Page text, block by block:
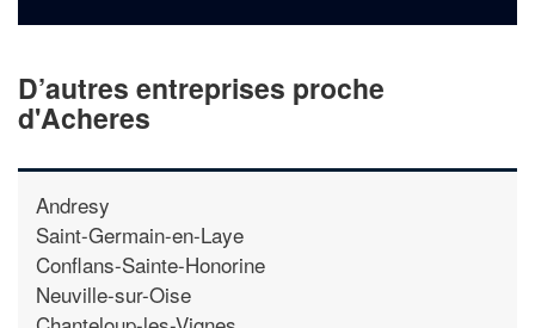
D’autres entreprises proche
d'Acheres
Andresy
Saint-Germain-en-Laye
Conflans-Sainte-Honorine
Neuville-sur-Oise